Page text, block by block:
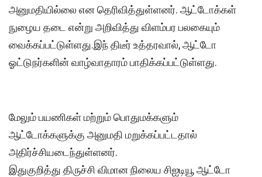
அனுமதியில்லை என தெரிவித்துள்ளனர். ஆட்டோக்கள்
நுழைய தடை என்று அறிவித்து விளம்பர பலகையும்
வைக்கப்பட்டுள்ளது.இந் திடீர் உத்தரவால், ஆட்டோ
ஓட்டுநர்களின் வாழ்வாதாரம் பாதிக்கப்பட்டுள்ளது.
மேலும் பயணிகள் மற்றும் பொதுமக்களும்
ஆட்டோக்களுக்கு அனுமதி மறுக்கப்பட்டதால்
அதிர்ச்சியடைந்துள்ளனர்.
இதுகுறித்து திருச்சி விமான நிலைய சிஐடியூ ஆட்டோ